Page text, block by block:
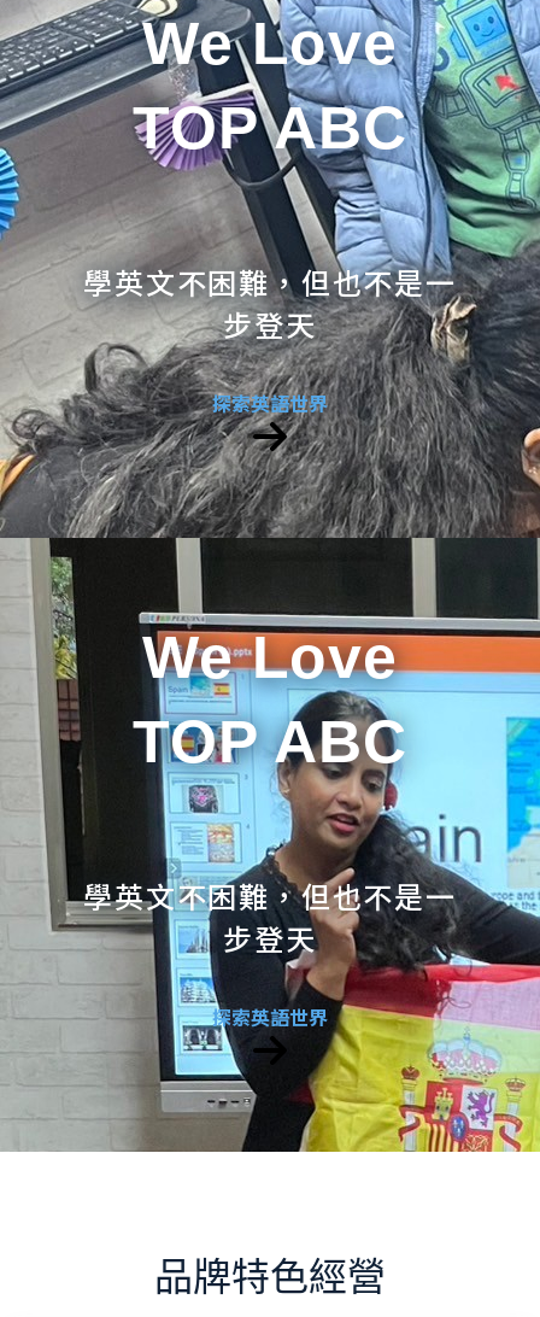
We Love
TOP ABC
學英文不困難，但也不是一
步登天
探索英語世界
We Love
TOP ABC
學英文不困難，但也不是一
步登天
探索英語世界
品牌特色經營